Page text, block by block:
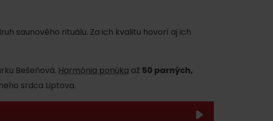
a spa
a kultúra
saunového rituálu. Za ich kvalitu hovorí aj ich
Bešeňová. Harmónia ponúka až 50 parných,
srdca Liptova.